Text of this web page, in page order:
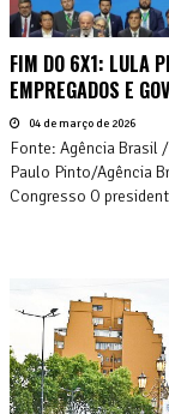
FIM DO 6X1: LULA
EMPREGADOS E
04 de março de 2026
Fonte: Agência Brasil
Paulo Pinto/Agência
Congresso O